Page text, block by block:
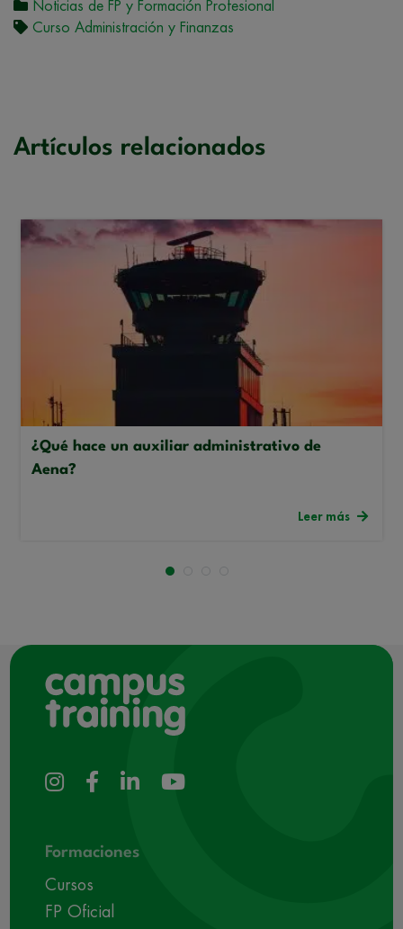
Noticias de FP y Formación Profesional
Curso Administración y Finanzas
Artículos relacionados
¿Qué hace un auxiliar administrativo de
Aena?
Leer más
Formaciones
Cursos
FP Oficial